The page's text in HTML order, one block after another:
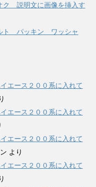
ク 説明文に画像を挿入す
ト パッキン ワッシャ
エース２００系に入れて
エース２００系に入れて
エース２００系に入れて
より
エース２００系に入れて